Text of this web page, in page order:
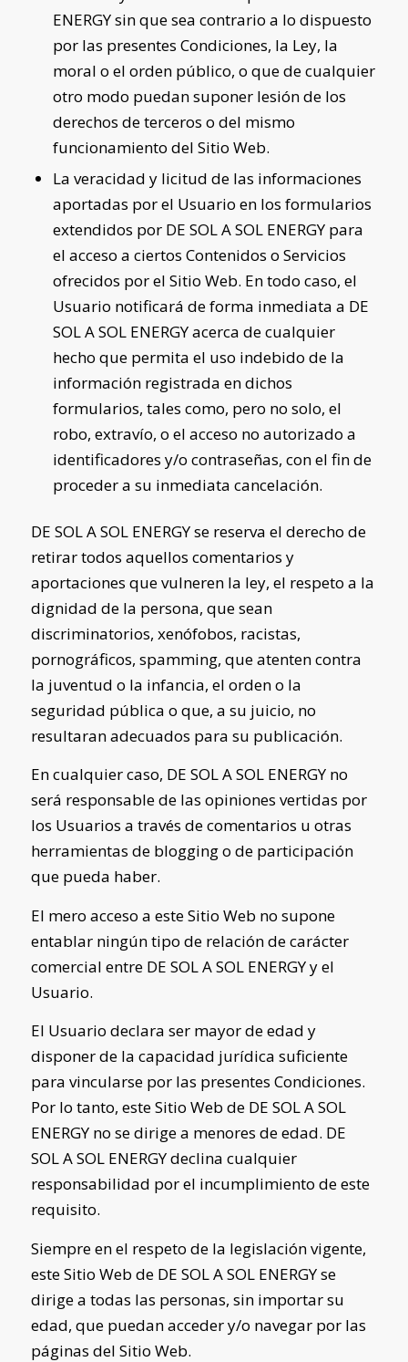
ENERGYsin que sea contrario a lo dispuesto
por las presentes Condiciones, la Ley, la
moral o el orden público, o que de cualquier
otro modo puedan suponer lesión de los
derechos de terceros o del mismo
funcionamiento del Sitio Web.
La veracidad y licitud de las informaciones
aportadas por el Usuario en los formularios
extendidos por DE SOL A SOL ENERGYpara
el acceso a ciertos Contenidos o Servicios
ofrecidos por el Sitio Web. En todo caso, el
Usuario notificará de forma inmediata a DE
SOL A SOL ENERGYacerca de cualquier
hecho que permita el uso indebido de la
información registrada en dichos
formularios, tales como, pero no solo, el
robo, extravío, o el acceso no autorizado a
identificadores y/o contraseñas, con el fin de
proceder a su inmediata cancelación.
DE SOL A SOL ENERGYse reserva el derecho de
retirar todos aquellos comentarios y
aportaciones que vulneren la ley, el respeto a la
dignidad de la persona, que sean
discriminatorios, xenófobos, racistas,
pornográficos, spamming, que atenten contra
la juventud o la infancia, el orden o la
seguridad pública o que, a su juicio, no
resultaran adecuados para su publicación.
En cualquier caso, DE SOL A SOL ENERGYno
será responsable de las opiniones vertidas por
los Usuarios a través de comentarios u otras
herramientas de blogging o de participación
que pueda haber.
El mero acceso a este Sitio Web no supone
entablar ningún tipo de relación de carácter
comercial entre DE SOL A SOL ENERGYy el
Usuario.
El Usuario declara ser mayor de edad y
disponer de la capacidad jurídica suficiente
para vincularse por las presentes Condiciones.
Por lo tanto, este Sitio Web de DE SOL A SOL
ENERGYno se dirige a menores de edad. DE
SOL A SOL ENERGYdeclina cualquier
responsabilidad por el incumplimiento de este
requisito.
Siempre en el respeto de la legislación vigente,
este Sitio Web de DE SOL A SOL ENERGYse
dirige a todas las personas, sin importar su
edad, que puedan acceder y/o navegar por las
páginas del Sitio Web.